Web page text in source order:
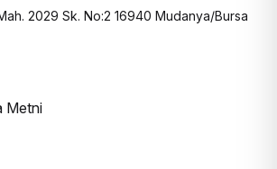
2029 Sk. No:2 16940 Mudanya/Bursa
Metni